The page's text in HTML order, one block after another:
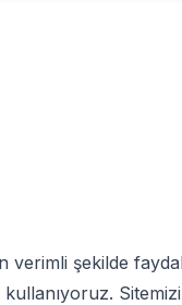
verimli şekilde